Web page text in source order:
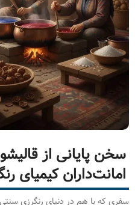
سخن پایانی از
امانت‌داران کیمیای
سفری که با هم در دنیای رنگرزی